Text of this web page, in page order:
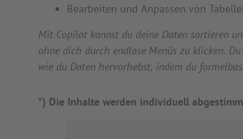
Bearbeiten und Anpassen von
Mit Copilot kannst du deine Daten sortieren
ohne dich durch endlose Menüs zu klicken.
wie du Daten hervorhebst, indem du
*) Die Inhalte werden individuell